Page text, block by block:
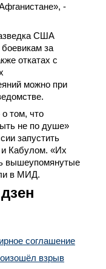
-
США
за
откатах с
можно при
том, что
не по душе»
запустить
Кабулом. «Их
вышеупомянутые
в МИД.
дзен
соглашение
взрыв